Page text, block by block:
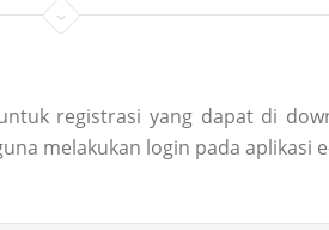
registrasi yang dapat di
melakukan login pada aplikasi